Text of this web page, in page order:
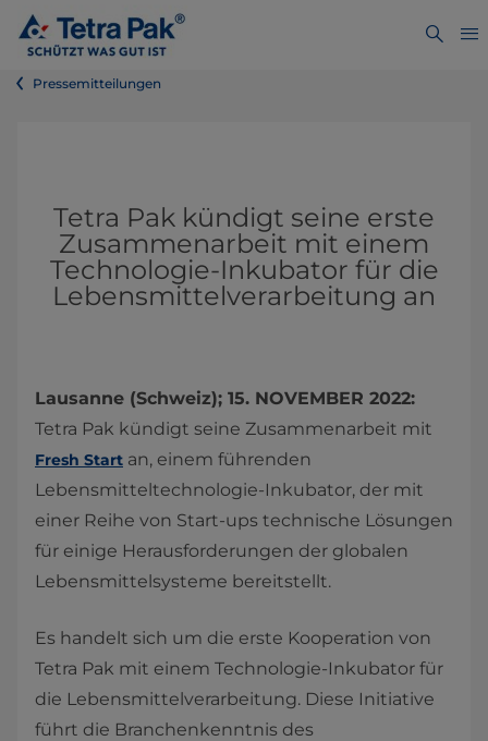
Pressemitteilungen
Tetra Pak kündigt seine erste
Zusammenarbeit mit einem
Technologie-Inkubator für die
Lebensmittelverarbeitung an
Lausanne (Schweiz); 15. NOVEMBER 2022:
Tetra Pak kündigt seine Zusammenarbeit mit
Fresh Start an, einem führenden
Lebensmitteltechnologie-Inkubator, der mit
einer Reihe von Start-ups technische Lösungen
für einige Herausforderungen der globalen
Lebensmittelsysteme bereitstellt.
Es handelt sich um die erste Kooperation von
Tetra Pak mit einem Technologie-Inkubator für
die Lebensmittelverarbeitung. Diese Initiative
führt die Branchenkenntnis des